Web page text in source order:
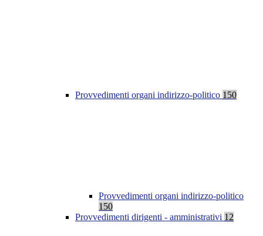
Provvedimenti organi indirizzo-politico 150
Provvedimenti organi indirizzo-politico
150
Provvedimenti dirigenti - amministrativi 12